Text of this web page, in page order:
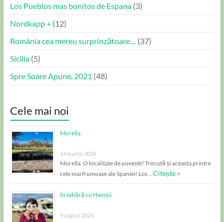
Los Pueblos mas bonitos de Espana(3)
Nordkapp +(12)
România cea mereu surprinzătoare… (37)
Sicilia(5)
Spre Soare Apune, 2021 (48)
Cele mai noi
Morella
14 martie 2026
Morella. O localitate de poveste! Trecută și aceasta printre
cele mai frumoase ale Spaniei! Los …Citește »
În tabără cu Haioșii
9 august 2024